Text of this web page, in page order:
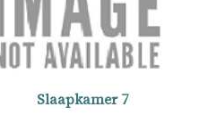
Slaapkamer 7